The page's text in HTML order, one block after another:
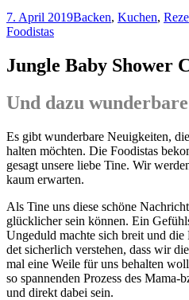
7. April 2019Backen, Kuchen,
Foodistas
Jungle Baby Shower
Und dazu
Es gibt wun­der­ba­re Neu­ig­kei­ten,
hal­ten möch­ten. Die Foo­di­stas
gesagt unse­re lie­be Tine. Wir
kaum erwarten.
Als Tine uns die­se schö­ne
glück­li­cher sein kön­nen. Ein
Unge­duld mach­te sich breit und
det sicher­lich ver­ste­hen, dass wir
mal eine Wei­le für uns behal­ten
so span­nen­den Pro­zess des
und direkt dabei sein.